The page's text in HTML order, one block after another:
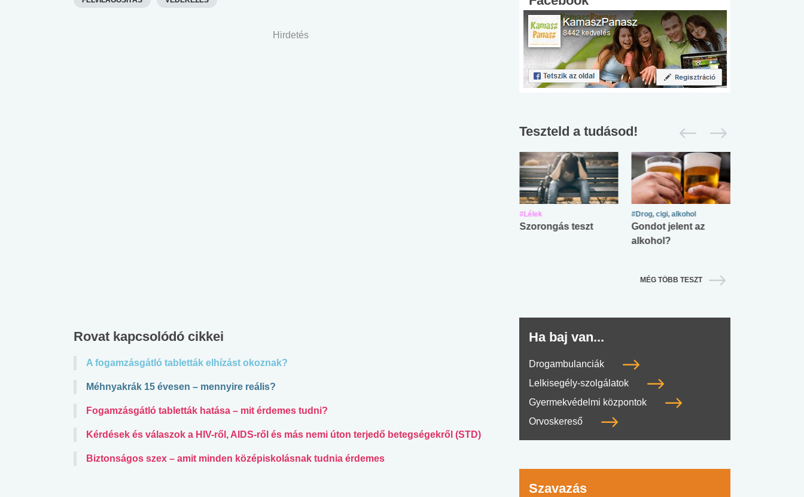
Hirdetés
Rovat kapcsolódó cikkei
A fogamzásgátló tabletták elhízást okoznak?
Méhnyakrák 15 évesen – mennyire reális?
Fogamzásgátló tabletták hatása – mit érdemes tudni?
Kérdések és válaszok a HIV-ről, AIDS-ről és más nemi úton terjedő betegségekről (STD)
Biztonságos szex – amit minden középiskolásnak tudnia érdemes
Teszteld a tudásod!
#Lélek
Szorongás teszt
#Drog, cigi, alkohol
Gondot jelent az
alkohol?
MÉG TÖBB TESZT
Ha baj van...
Drogambulanciák
Lelkisegély-szolgálatok
Gyermekvédelmi központok
Orvoskereső
Szavazás